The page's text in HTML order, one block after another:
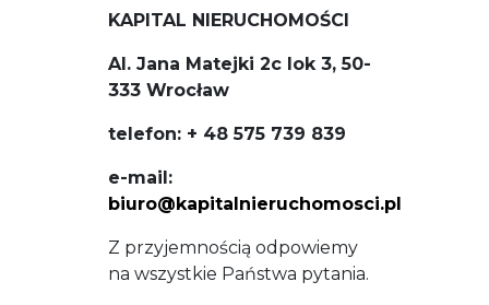
KAPITAL NIERUCHOMOŚCI
Al. Jana Matejki 2c lok 3, 50-
333 Wrocław
telefon: + 48 575 739 839
e-mail:
biuro@kapitalnieruchomosci.pl
Z przyjemnością odpowiemy
na wszystkie Państwa pytania.